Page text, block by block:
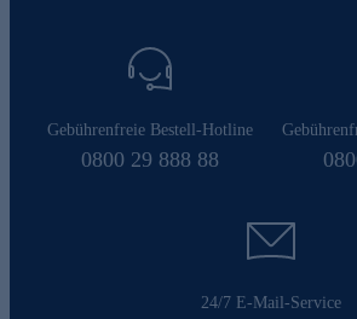
Gebührenfreie Bestell-Hotline
0800 29 888 88
24/7 E-Mail-Service